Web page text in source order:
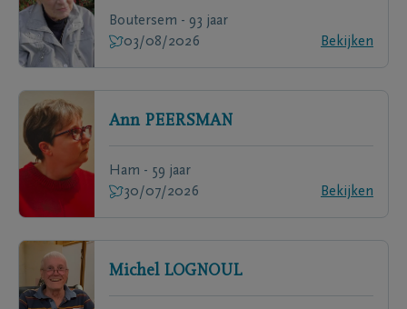
Boutersem - 93 jaar
03/08/2026
Bekijken
Ann PEERSMAN
Ham - 59 jaar
30/07/2026
Bekijken
Michel LOGNOUL